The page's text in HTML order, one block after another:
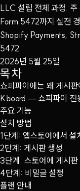
LLC 설립 전체 과정.
Form 5472까지 실전
Shopify Payments,
5472
2026년 5월 25일
목차
쇼피파이에는 왜 게시
Kboard — 쇼피파이 전
주요 기능
설치 방법
1단계: 앱스토어에서 설
2단계: 게시판 생성
3단계: 스토어에 게시판
4단계: 비밀글 설정
플랜 안내